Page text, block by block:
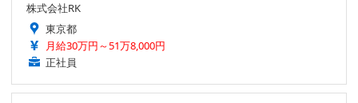
株式会社RK
東京都
月給30万円～51万8,000円
正社員